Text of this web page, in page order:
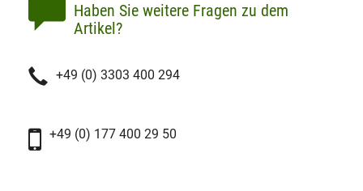
Haben Sie weitere Fragen zu dem
Artikel?
+49 (0) 3303 400 294
+49 (0) 177 400 29 50